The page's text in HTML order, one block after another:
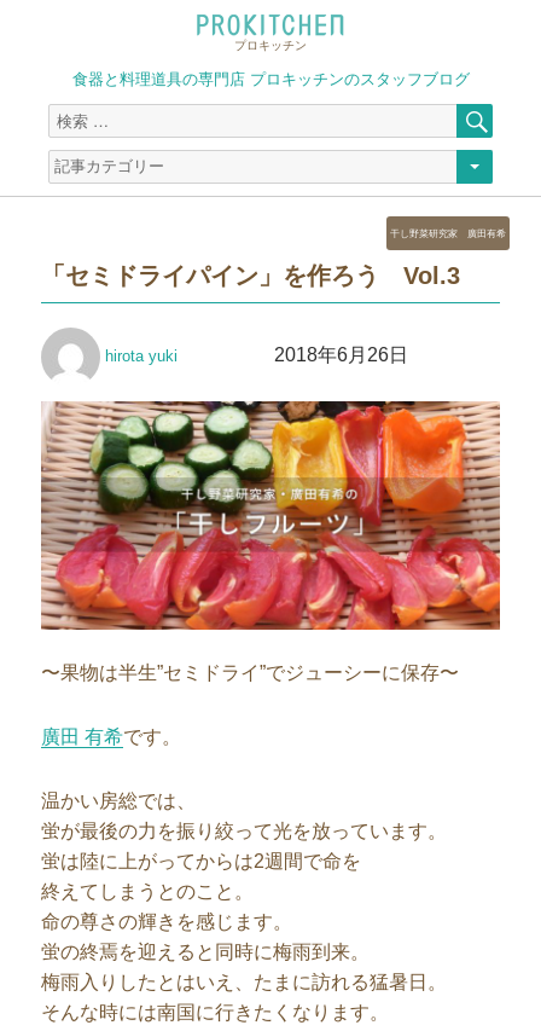
プロキッチン
食器と料理道具の専門店 プロキッチンのスタッフブログ
検
索
対
象:
索
「セミドライパイン」を作ろう Vol.3
稿hirota yuki 2018年6月26日
カ
テ
リ
干し野菜研究家 廣田有希
〜果物は半生”セミドライ”でジューシーに保存〜
廣田 有希です。
温かい房総では、
蛍が最後の力を振り絞って光を放っています。
蛍は陸に上がってからは2週間で命を
終えてしまうとのこと。
命の尊さの輝きを感じます。
蛍の終焉を迎えると同時に梅雨到来。
梅雨入りしたとはいえ、たまに訪れる猛暑日。
そんな時には南国に行きたくなります。